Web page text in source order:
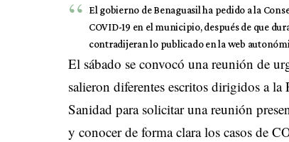
El gobierno de Benaguasil ha pedido a la
COVID-19 en el municipio, después de que
contradijeran lo publicado en la web
El sábado se convocó una reunión de
salieron diferentes escritos dirigidos a
Sanidad para solicitar una reunión
y conocer de forma clara los casos de